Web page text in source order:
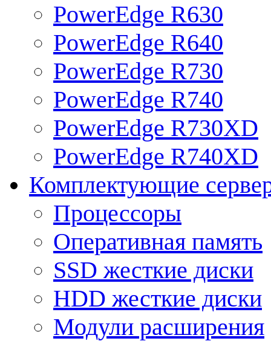
PowerEdge R630
PowerEdge R640
PowerEdge R730
PowerEdge R740
PowerEdge R730XD
PowerEdge R740XD
Комплектующие
Процессоры
Оперативная память
SSD жесткие диски
HDD жесткие диски
Модули расширения